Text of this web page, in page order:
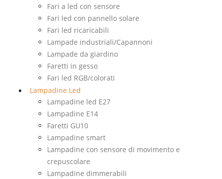
Fari a led con sensore
Fari led con pannello solare
Fari led ricaricabili
Lampade industriali/Capannoni
Lampade da giardino
Faretti in gesso
Fari led RGB/colorati
Lampadine Led
Lampadine led E27
Lampadine E14
Faretti GU10
Lampadine smart
Lampadine con sensore di movimento e
crepuscolare
Lampadine dimmerabili